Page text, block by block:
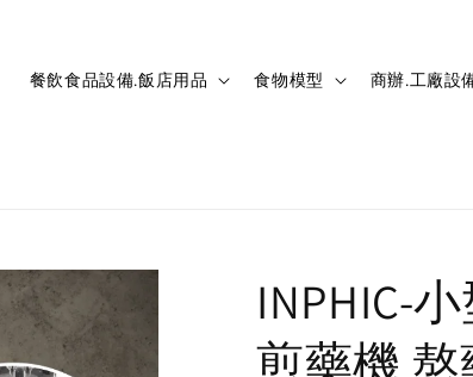
餐飲食品設備.飯店用品 食物模型 商辦.工廠設
INPHIC-
煎藥機